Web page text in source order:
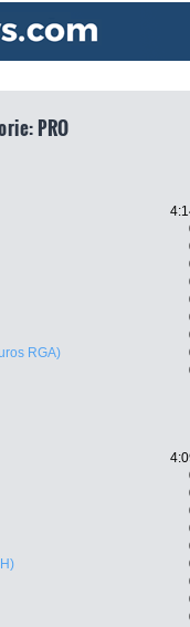
PRO
RGA)